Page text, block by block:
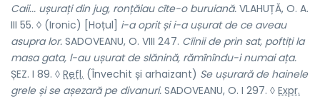
Caii... ușurați din jug, ronțăiau cîte-o buruiană. VLAHUȚĂ, O. A.
III 55. ◊ (Ironic) [Hoțul] i-a oprit și i-a ușurat de ce aveau
asupra lor. SADOVEANU, O. VIII 247. Cîinii de prin sat, poftiți la
masa gata, l-au ușurat de slănină, rămînîndu-i numai ața.
ȘEZ. I 89. ◊ Refl. (Învechit și arhaizant) Se ușurară de hainele
grele și se așezară pe divanuri. SADOVEANU, O. I 297. ◊ Expr.